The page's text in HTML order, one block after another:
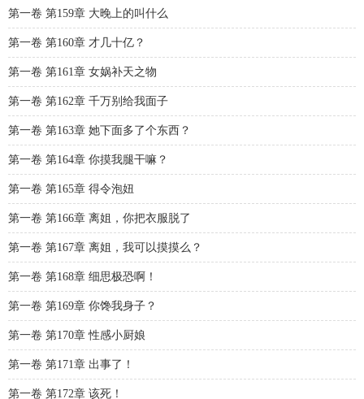
第一卷 第159章 大晚上的叫什么
第一卷 第160章 才几十亿？
第一卷 第161章 女娲补天之物
第一卷 第162章 千万别给我面子
第一卷 第163章 她下面多了个东西？
第一卷 第164章 你摸我腿干嘛？
第一卷 第165章 得令泡妞
第一卷 第166章 离姐，你把衣服脱了
第一卷 第167章 离姐，我可以摸摸么？
第一卷 第168章 细思极恐啊！
第一卷 第169章 你馋我身子？
第一卷 第170章 性感小厨娘
第一卷 第171章 出事了！
第一卷 第172章 该死！